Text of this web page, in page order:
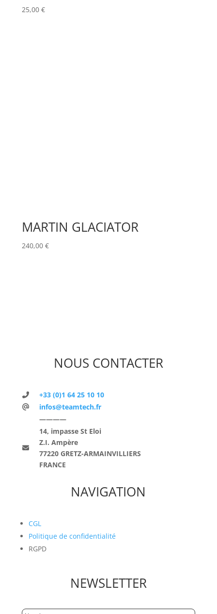
25,00 €
MARTIN GLACIATOR
240,00 €
NOUS CONTACTER
+33 (0)1 64 25 10 10
infos@teamtech.fr
————
14, impasse St Eloi
Z.I. Ampère
77220 GRETZ-ARMAINVILLIERS
FRANCE
NAVIGATION
CGL
Politique de confidentialité
RGPD
NEWSLETTER